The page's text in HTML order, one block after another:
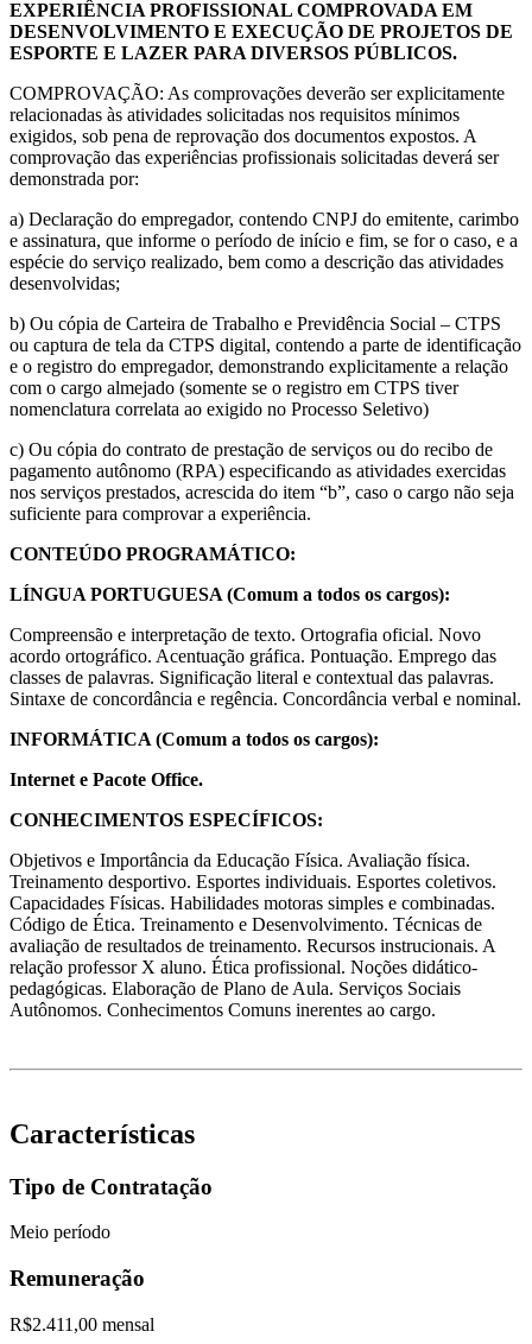
EXPERIÊNCIA PROFISSIONAL COMPROVADA EM
DESENVOLVIMENTO E EXECUÇÃO DE PROJETOS DE
ESPORTE E LAZER PARA DIVERSOS PÚBLICOS.
COMPROVAÇÃO: As comprovações deverão ser explicitamente
relacionadas às atividades solicitadas nos requisitos mínimos
exigidos, sob pena de reprovação dos documentos expostos. A
comprovação das experiências profissionais solicitadas deverá ser
demonstrada por:
a) Declaração do empregador, contendo CNPJ do emitente, carimbo
e assinatura, que informe o período de início e fim, se for o caso, e a
espécie do serviço realizado, bem como a descrição das atividades
desenvolvidas;
b) Ou cópia de Carteira de Trabalho e Previdência Social – CTPS
ou captura de tela da CTPS digital, contendo a parte de identificação
e o registro do empregador, demonstrando explicitamente a relação
com o cargo almejado (somente se o registro em CTPS tiver
nomenclatura correlata ao exigido no Processo Seletivo)
c) Ou cópia do contrato de prestação de serviços ou do recibo de
pagamento autônomo (RPA) especificando as atividades exercidas
nos serviços prestados, acrescida do item “b”, caso o cargo não seja
suficiente para comprovar a experiência.
CONTEÚDO PROGRAMÁTICO:
LÍNGUA PORTUGUESA (Comum a todos os cargos):
Compreensão e interpretação de texto. Ortografia oficial. Novo
acordo ortográfico. Acentuação gráfica. Pontuação. Emprego das
classes de palavras. Significação literal e contextual das palavras.
Sintaxe de concordância e regência. Concordância verbal e nominal.
INFORMÁTICA (Comum a todos os cargos):
Internet e Pacote Office.
CONHECIMENTOS ESPECÍFICOS:
Objetivos e Importância da Educação Física. Avaliação física.
Treinamento desportivo. Esportes individuais. Esportes coletivos.
Capacidades Físicas. Habilidades motoras simples e combinadas.
Código de Ética. Treinamento e Desenvolvimento. Técnicas de
avaliação de resultados de treinamento. Recursos instrucionais. A
relação professor X aluno. Ética profissional. Noções didático-
pedagógicas. Elaboração de Plano de Aula. Serviços Sociais
Autônomos. Conhecimentos Comuns inerentes ao cargo.
Características
Tipo de Contratação
Meio período
Remuneração
R$2.411,00 mensal